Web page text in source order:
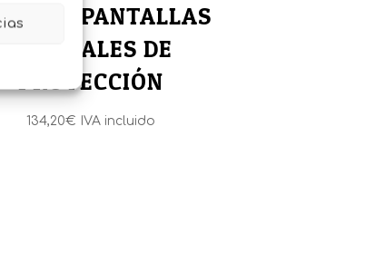
DE PANTALLAS
LATERALES DE
PROTECCIÓN
134,20€ IVA incluido